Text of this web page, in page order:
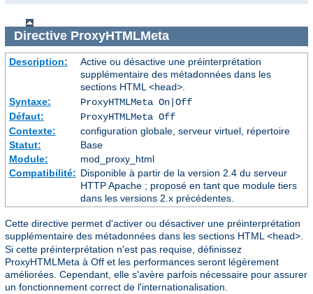
Directive ProxyHTMLMeta
Description:
Active ou désactive une préinterprétation
supplémentaire des métadonnées dans les
sections HTML <head>.
Syntaxe:
ProxyHTMLMeta On|Off
Défaut:
ProxyHTMLMeta Off
Contexte:
configuration globale, serveur virtuel, répertoire
Statut:
Base
Module:
mod_proxy_html
Compatibilité: Disponible à partir de la version 2.4 du serveur
HTTP Apache ; proposé en tant que module tiers
dans les versions 2.x précédentes.
Cette directive permet d'activer ou désactiver une préinterprétation
supplémentaire des métadonnées dans les sections HTML <head>
Si cette préinterprétation n'est pas requise, définissez
ProxyHTMLMeta à Off et les performances seront légèrement
améliorées. Cependant, elle s'avère parfois nécessaire pour assurer
un fonctionnement correct de l'internationalisation.